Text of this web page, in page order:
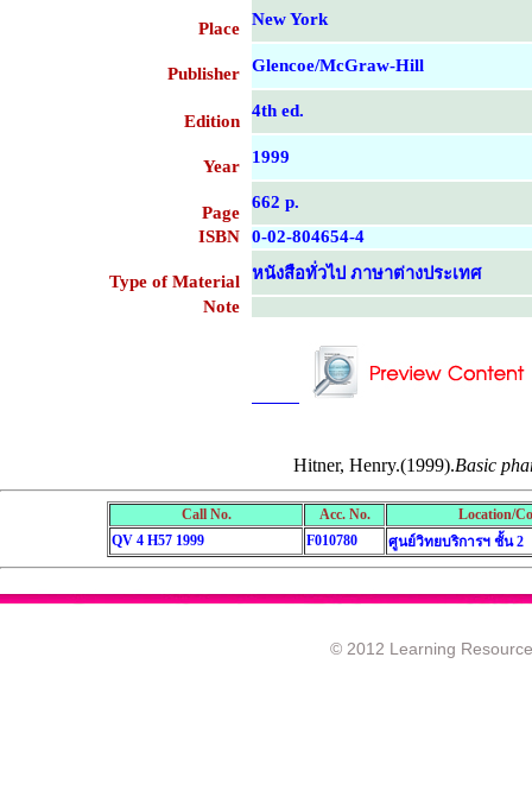
Place New York
Publisher Glencoe/McGraw-Hill
Edition
4th ed.
Year 1999
Page
662 p.
ISBN
0-02-804654-4
Type of Material
หนังสือทั่วไป ภาษาต่างประเทศ
Note
Hitner, Henry.(1999).Basic
Call No. Acc. No.
Location/
QV 4 H57 1999
F010780 ศูนย์วิทยบริการฯ ชั้น 2
© 2012 Learning